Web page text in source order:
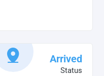
Arrived
Status